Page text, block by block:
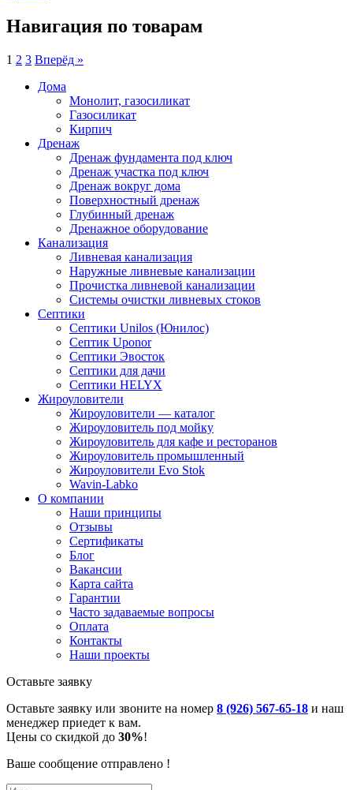
Навигация по товарам
1 2 3 Вперёд »
Дома
Монолит, газосиликат
Газосиликат
Кирпич
Дренаж
Дренаж фундамента под ключ
Дренаж участка под ключ
Дренаж вокруг дома
Поверхностный дренаж
Глубинный дренаж
Дренажное оборудование
Канализация
Ливневая канализация
Наружные ливневые канализации
Прочистка ливневой канализации
Системы очистки ливневых стоков
Септики
Септики Unilos (Юнилос)
Септик Uponor
Септики Эвосток
Септики для дачи
Септики HELYX
Жироуловители
Жироуловители — каталог
Жироуловитель под мойку
Жироуловитель для кафе и ресторанов
Жироуловитель промышленный
Жироуловители Evo Stok
Wavin-Labko
О компании
Наши принципы
Отзывы
Сертификаты
Блог
Вакансии
Карта сайта
Гарантии
Часто задаваемые вопросы
Оплата
Контакты
Наши проекты
Оставьте заявку
Оставьте заявку или звоните на номер 8 (926) 567-65-18 и наш
менеджер приедет к вам.
Цены со скидкой до 30%!
Ваше сообщение отправлено !